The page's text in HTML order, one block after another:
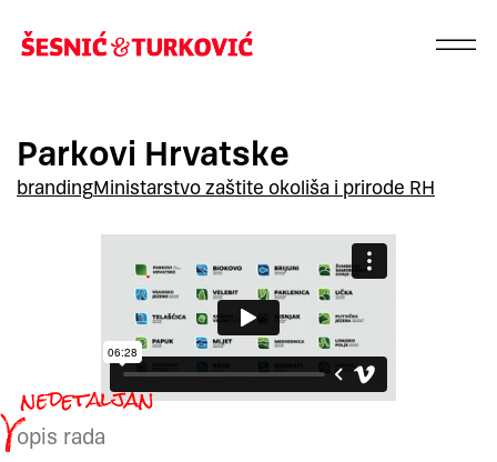
Parkovi Hrvatske
brandingMinistarstvo zaštite okoliša i prirode RH
opis rada